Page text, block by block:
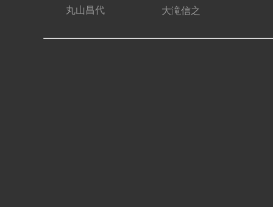
大滝信之
丸山昌代